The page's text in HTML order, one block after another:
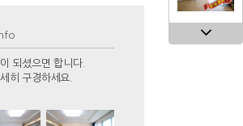
되셨으면 합니다.
히 구경하세요.